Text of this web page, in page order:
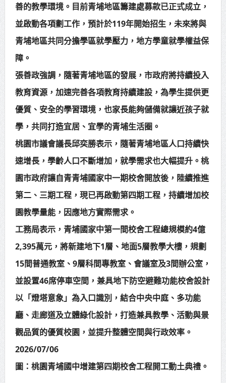
善的教學環境。目前青埔地區籌建處募款已正式成立，
並啟動各項劃工作，預計於119年開始招生，未來將與
青埔地區共同分擔學區就學壓力，地方學童就學權益保
障。
張善政強調，隨著青埔地區的發展，市政府將持續投入
教育資源，加速完善各項教育持續建設，為學生提供更
優質、安全的學習環境，也家長能夠儲備就讓近孩子就
學，共同打造宜居、宜學的青埔生活圈。
桃園市議會議長邱奕勝表示，隨著青埔地區人口持續快
速增長，學齡人口不斷增加，就學需求也大幅提升。桃
園市政府讓自青青埔國家中一期校舍開放後，陸續推進
第二、三期工程，現已再啟動第四期工程，持續增加校
園教學量能，因應地方實際需求。
工務局表示，青埔國家中第一間校舍工程總規模約4億
2,395萬元，將新建地下1層、地面5層教學大樓，規劃
15間普通教室、9層科間專教室、會議室及3間辦公室，
並設置46席停車空間，兼具地下防空避難功能校舍設計
以「燈塔意象」為入口識別，結合中央中庭、多功能
廳、走廊道及立體綠化設計，打造兼具教學、活動與景
觀品質的優質校園，並提升整體空間與行政效率。
2026/07/06
圖：桃園青埔國中增建第四期校舍工程開工動土典禮。